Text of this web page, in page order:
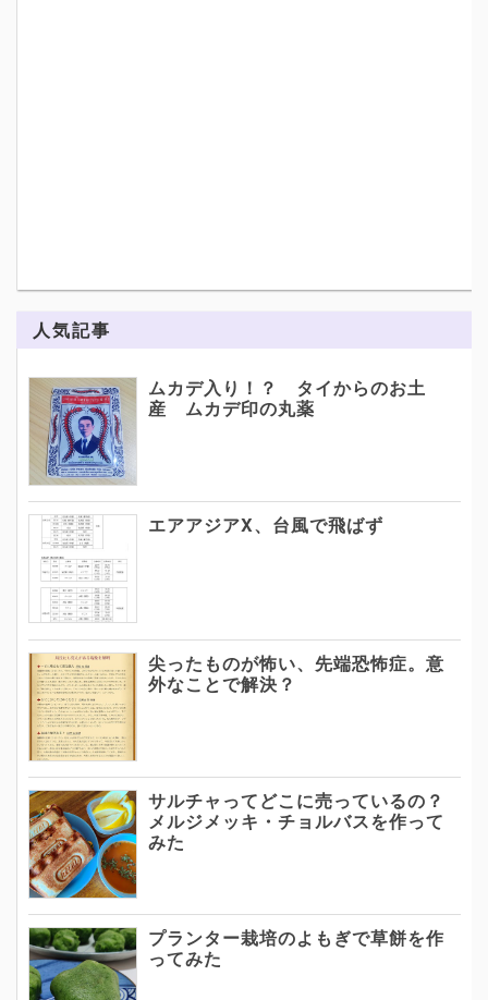
人気記事
ムカデ入り！？ タイからのお土
産 ムカデ印の丸薬
エアアジアX、台風で飛ばず
尖ったものが怖い、先端恐怖症。意
外なことで解決？
サルチャってどこに売っているの？
メルジメッキ・チョルバスを作って
みた
プランター栽培のよもぎで草餅を作
ってみた